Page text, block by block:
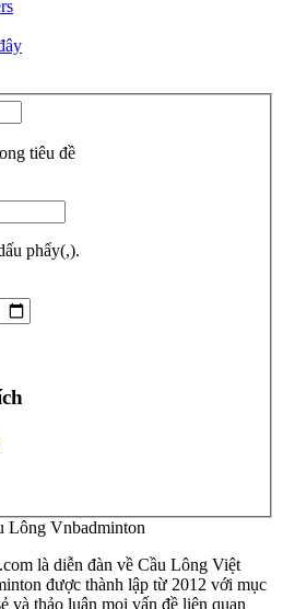
tiêu đề
phẩy(,).
Lông Vnbadminton
là diễn đàn về Cầu Lông Việt
được thành lập từ 2012 với mục
và thảo luận mọi vấn đề liên quan